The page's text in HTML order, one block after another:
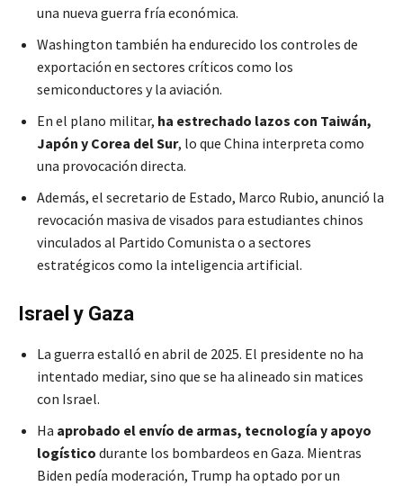
una nueva guerra fría económica.
Washington también ha endurecido los controles de
exportación en sectores críticos como los
semiconductores y la aviación.
En el plano militar, ha estrechado lazos con Taiwán,
Japón y Corea del Sur, lo que China interpreta como
una provocación directa.
Además, el secretario de Estado, Marco Rubio, anunció la
revocación masiva de visados para estudiantes chinos
vinculados al Partido Comunista o a sectores
estratégicos como la inteligencia artificial.
Israel y Gaza
La guerra estalló en abril de 2025. El presidente no ha
intentado mediar, sino que se ha alineado sin matices
con Israel.
Ha aprobado el envío de armas, tecnología y apoyo
logístico durante los bombardeos en Gaza. Mientras
Biden pedía moderación, Trump ha optado por un